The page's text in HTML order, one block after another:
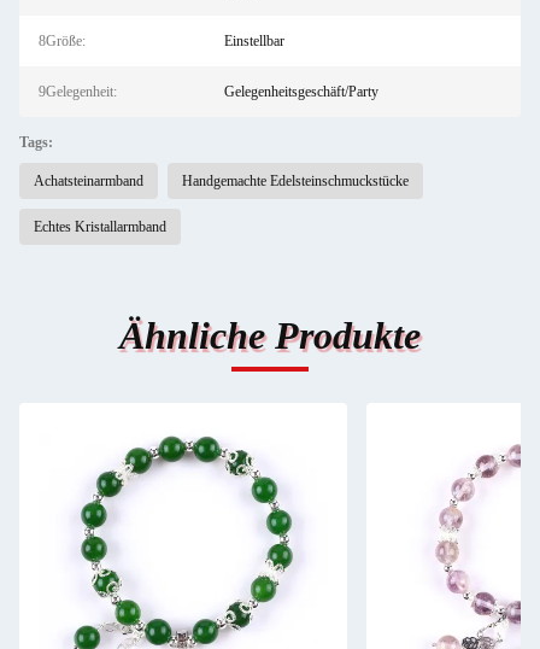
8Größe: Einstellbar
9Gelegenheit: Gelegenheitsgeschäft/Party
Tags:
Achatsteinarmband Handgemachte Edelsteinschmuckstücke
Echtes Kristallarmband
Ähnliche Produkte